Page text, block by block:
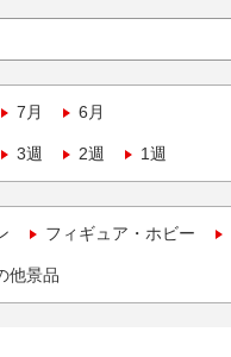
7月 6月
3週 2週 1週
フィギュア・ホビー
他景品